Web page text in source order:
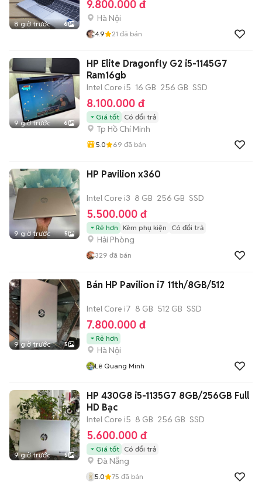
8 giờ trước 6
9.800.000 đ
Hà Nội
4.9 21 đã bán
9 giờ trước 6
HP Elite Dragonfly G2 i5-1145G7
Ram16gb
Intel Core i5 16 GB 256 GB SSD
8.100.000 đ
Giá tốt Có đổi trả
Tp Hồ Chí Minh
5.0 69 đã bán
9 giờ trước 5
HP Pavilion x360
Intel Core i3 8 GB 256 GB SSD
5.500.000 đ
Rẻ hơn Kèm phụ kiện Có đổi trả
Hải Phòng
329 đã bán
9 giờ trước 5
Bán HP Pavilion i7 11th/8GB/512
Intel Core i7 8 GB 512 GB SSD
7.800.000 đ
Rẻ hơn
Hà Nội
Lê Quang Minh
9 giờ trước 5
HP 430G8 i5-1135G7 8GB/256GB Full
HD Bạc
Intel Core i5 8 GB 256 GB SSD
5.600.000 đ
Giá tốt Có đổi trả
Đà Nẵng
5.0 75 đã bán